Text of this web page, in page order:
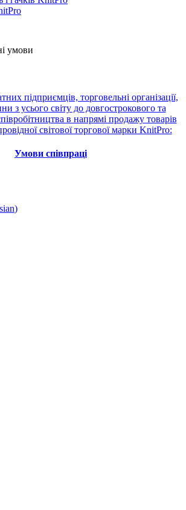
умови
підприємців, торговельні організації,
з усього світу до довгострокового та
в напрямі продажу товарів
світової торгової марки KnitPro:
Умови співпраці
)